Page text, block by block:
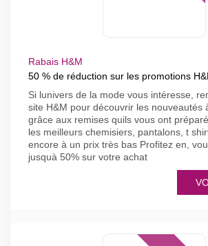
Rabais H&M
50 % de réduction sur les promotions
Si lunivers de la mode vous intéresse,
site H&M pour découvrir les nouveautés
grâce aux remises quils vous ont
les meilleurs chemisiers, pantalons, t
encore à un prix très bas Profitez en,
jusquà 50% sur votre achat